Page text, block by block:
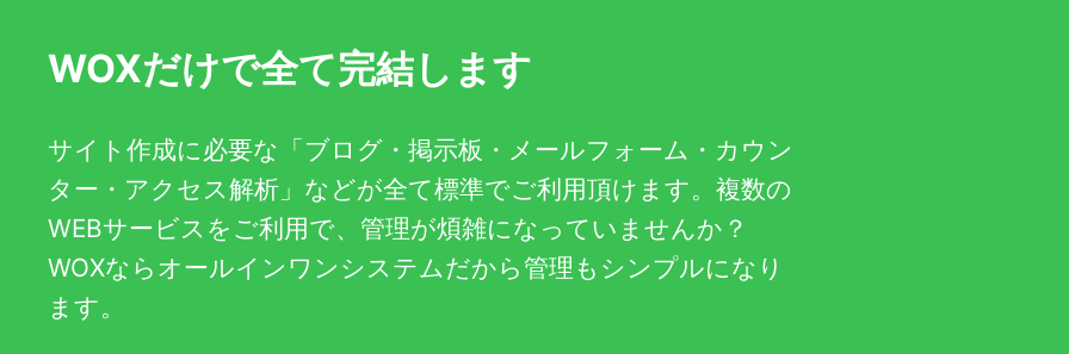
WOXだけで全て完結します
サイト作成に必要な「ブログ・掲示板・メールフォーム・カウン
ター・アクセス解析」などが全て標準でご利用頂けます。複数の
WEBサービスをご利用で、管理が煩雑になっていませんか？
WOXならオールインワンシステムだから管理もシンプルになり
ます。